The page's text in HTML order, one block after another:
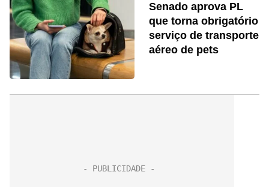
Senado aprova PL
que torna obrigatório
serviço de transporte
aéreo de pets